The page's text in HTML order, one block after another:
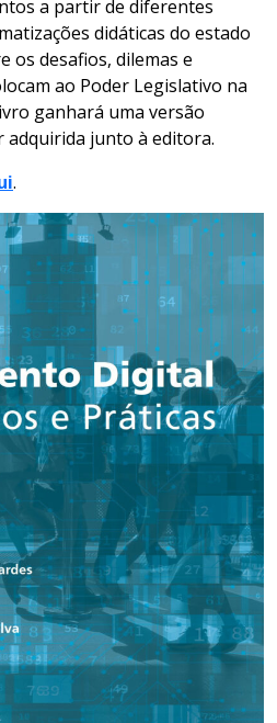
a partir de diferentes
didáticas do estado
os desafios, dilemas e
ao Poder Legislativo na
ganhará uma versão
adquirida junto à editora.
.